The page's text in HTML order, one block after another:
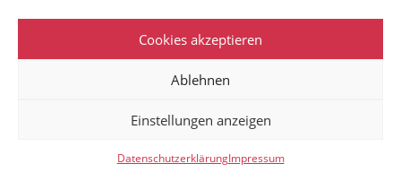
Cookies akzeptieren
Ablehnen
Einstellungen anzeigen
DatenschutzerklärungImpressum